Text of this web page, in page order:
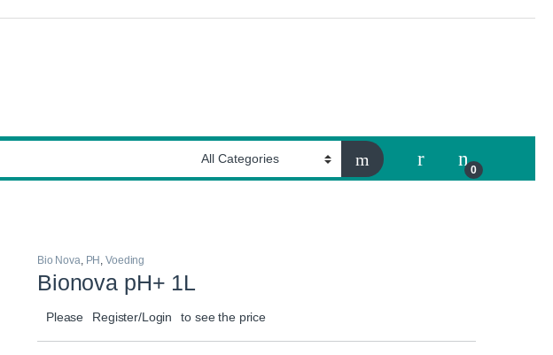
My Account
0
Bio Nova, PH ,Voeding
Bionova pH+ 1L
Please Register/Login to see the price